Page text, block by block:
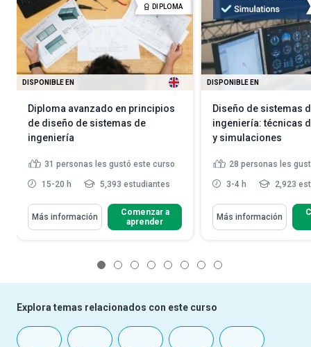
DIPLOMA
DISPONIBLE EN
Diploma avanzado en principios
de diseño de sistemas de
ingeniería
31 personas les gustó este curso
15-20 h 5,393 estudiantes
Más información
Comenzar a
aprender
DISPONIBLE EN
Diseño de sistemas
ingeniería: técnicas
y simulaciones
28 personas les
3-4 h 2,923
Más información
Explora temas relacionados con este curso